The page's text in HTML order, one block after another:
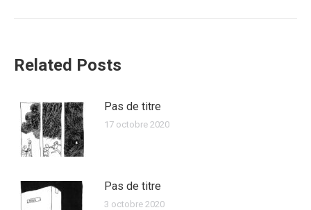
Related Posts
Pas de titre
17 octobre 2020
Pas de titre
3 octobre 2020